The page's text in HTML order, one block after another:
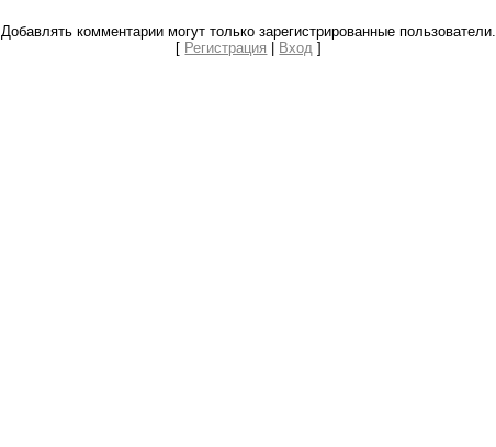
Добавлять комментарии могут только зарегистрированные пользователи.
[ Регистрация Вход ]